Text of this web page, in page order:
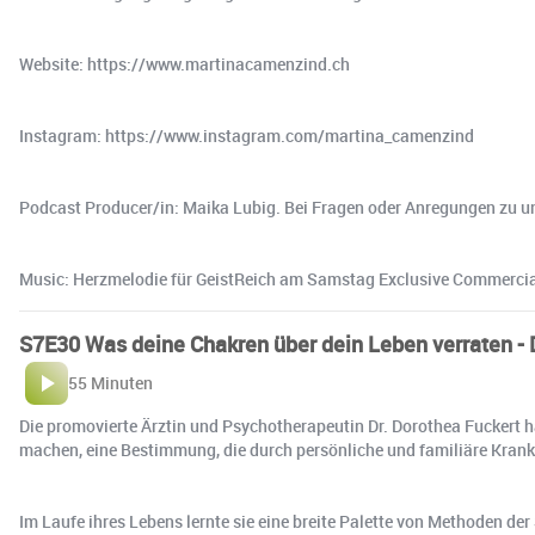
Website: https://www.martinacamenzind.ch
Instagram: https://www.instagram.com/martina_camenzind
Podcast Producer/in: Maika Lubig. Bei Fragen oder Anregungen zu
Music: Herzmelodie für GeistReich am Samstag Exclusive
S7E30 Was deine Chakren über dein Leben verraten
55 Minuten
Die promovierte Ärztin und Psychotherapeutin Dr. Dorothea
machen, eine Bestimmung, die durch persönliche und familiäre
Im Laufe ihres Lebens lernte sie eine breite Palette von Methoden